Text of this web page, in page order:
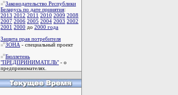
Законодательство Республики
Беларусь по дате принятия:
2013 2012 2011 2010 2009 2008
2007 2006 2005 2004 2003 2002
2001 2000 до 2000 года
Защита прав потребителя
ЗОНА - специальный проект
Бюллетень
"ПРЕДПРИНИМАТЕЛЬ" - о
предпринимателях.